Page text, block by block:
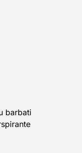
barbati